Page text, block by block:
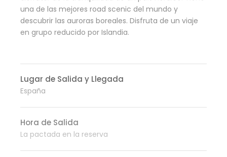
una de las mejores road scenic del mundo y
descubrir las auroras boreales. Disfruta de un viaje
en grupo reducido por Islandia.
Lugar de Salida y Llegada
España
Hora de Salida
La pactada en la reserva